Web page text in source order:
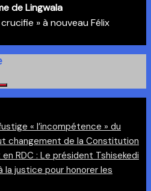
de Lingwala
» à nouveau Félix
« l’incompétence » du
changement de la Constitution
RDC : Le président Tshisekedi
la justice pour honorer les